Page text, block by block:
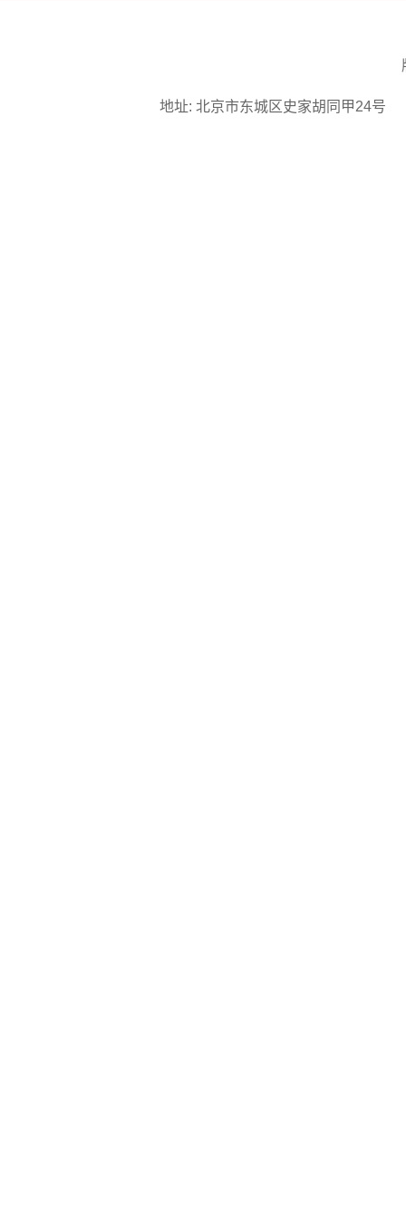
地址: 北京市东城区史家胡同甲24